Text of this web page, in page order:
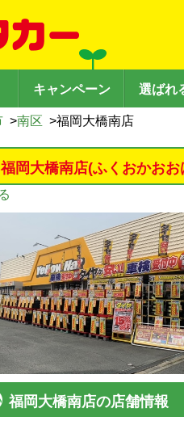
キャンペーン 選ばれ
>南区 >福岡大橋南店
福岡大橋南店(ふくおかお
福岡大橋南店の店舗情報